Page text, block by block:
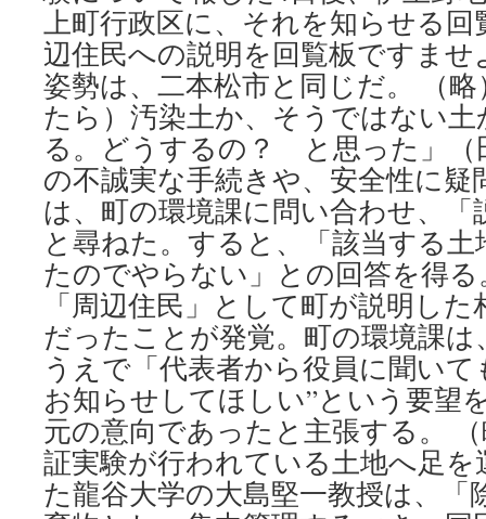
上町行政区に、それを知らせる
辺住民への説明を回覧板ですま
姿勢は、二本松市と同じだ。 （
たら）汚染土か、そうではない
る。どうするの？ と思った」（
の不誠実な手続きや、安全性に
は、町の環境課に問い合わせ、
と尋ねた。すると、「該当する
たのでやらない」との回答を得
「周辺住民」として町が説明し
だったことが発覚。町の環境課
うえで「代表者から役員に聞い
お知らせしてほしい”という要望
元の意向であったと主張する。
証実験が行われている土地へ足
た龍谷大学の大島堅一教授は、「